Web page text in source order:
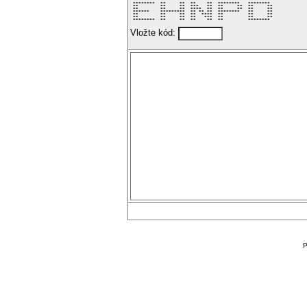
********  **     **  **    **  ********   ********
**        **     **  ***   **  **     **  **     **
**        **     **  ****  **  **     **  **     **
******    *********  ** ** **  ********   **     **
**        **     **  **  ****  **         **     **
**        **     **  **   ***  **         **     **
********  **     **  **    **  **         ********
Vložte kód: